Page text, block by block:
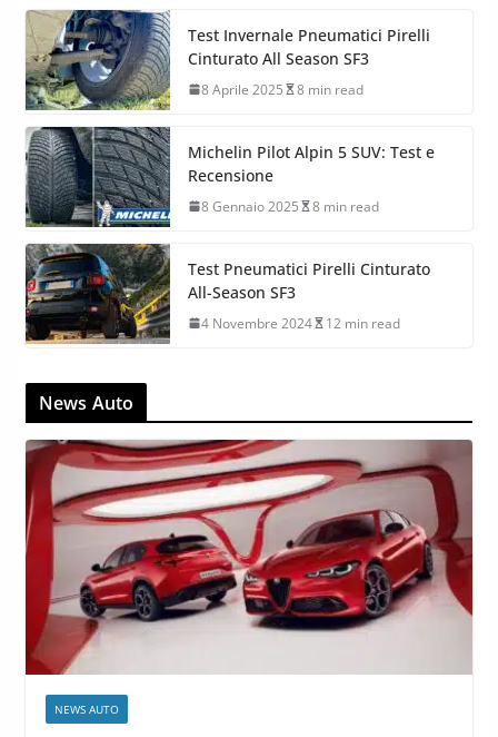
Test Invernale Pneumatici Pirelli
Cinturato All Season SF3
8 Aprile 2025 8 min read
Michelin Pilot Alpin 5 SUV: Test e
Recensione
8 Gennaio 2025 8 min read
Test Pneumatici Pirelli Cinturato
All-Season SF3
4 Novembre 2024 12 min read
News Auto
NEWS AUTO